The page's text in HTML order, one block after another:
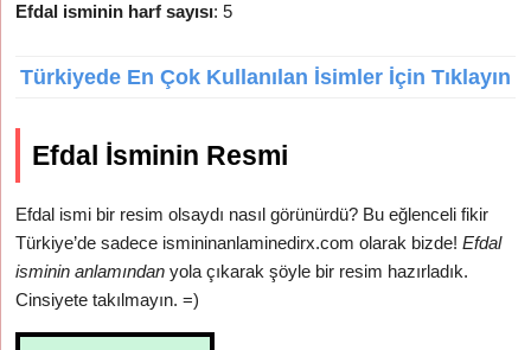
Efdal isminin harf sayısı: 5
Türkiyede En Çok Kullanılan İsimler İçin Tıklayın
Efdal İsminin Resmi
Efdal ismi bir resim olsaydı nasıl görünürdü? Bu eğlenceli fikir
Türkiye’de sadece ismininanlaminedirx.com olarak bizde!Efdal
isminin anlamından yola çıkarak şöyle bir resim hazırladık.
Cinsiyete takılmayın. =)